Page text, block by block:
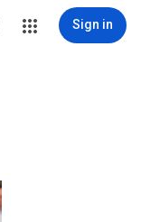
Sign in